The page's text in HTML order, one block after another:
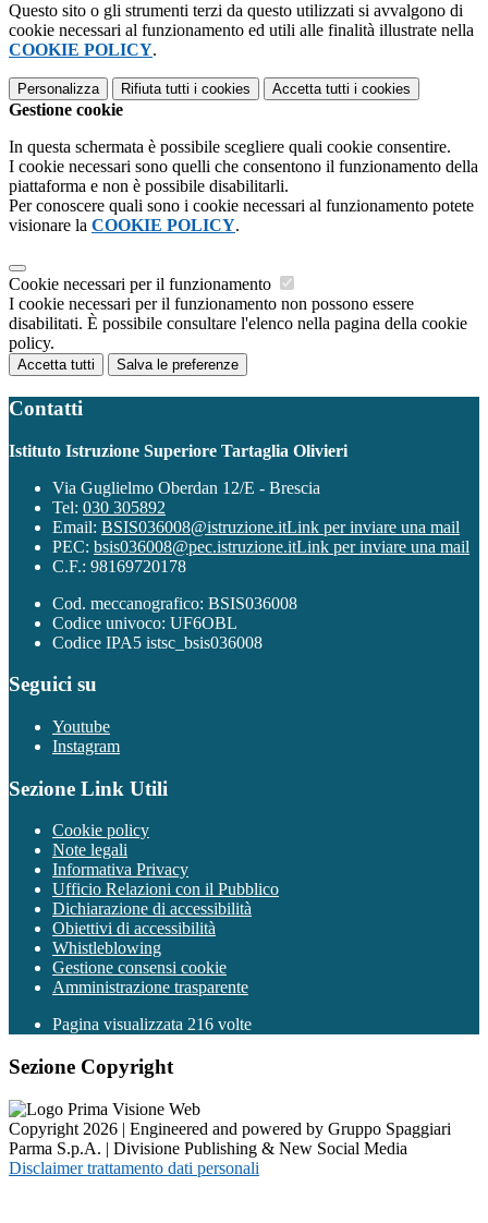
Questo sito o gli strumenti terzi da questo utilizzati si avvalgono di
cookie necessari al funzionamento ed utili alle finalità illustrate nella
COOKIE POLICY.
Personalizza Rifiuta tutti i cookies Accetta tutti i cookies
Gestione cookie
In questa schermata è possibile scegliere quali cookie consentire.
I cookie necessari sono quelli che consentono il funzionamento della
piattaforma e non è possibile disabilitarli.
Per conoscere quali sono i cookie necessari al funzionamento potete
visionare la COOKIE POLICY.
Cookie necessari per il funzionamento
I cookie necessari per il funzionamento non possono essere
disabilitati. È possibile consultare l'elenco nella pagina della cookie
policy.
Accetta tutti Salva le preferenze
Contatti
Istituto Istruzione Superiore Tartaglia Olivieri
Via Guglielmo Oberdan 12/E - Brescia
Tel: 030 305892
Email: BSIS036008@istruzione.itLink per inviare una mail
PEC: bsis036008@pec.istruzione.itLink per inviare una mail
C.F.: 98169720178
Cod. meccanografico: BSIS036008
Codice univoco: UF6OBL
Codice IPA5 istsc_bsis036008
Seguici su
Youtube
Instagram
Sezione Link Utili
Cookie policy
Note legali
Informativa Privacy
Ufficio Relazioni con il Pubblico
Dichiarazione di accessibilità
Obiettivi di accessibilità
Whistleblowing
Gestione consensi cookie
Amministrazione trasparente
Pagina visualizzata 216 volte
Sezione Copyright
Copyright 2026 | Engineered and powered by Gruppo Spaggiari
Parma S.p.A. | Divisione Publishing & New Social Media
Disclaimer trattamento dati personali